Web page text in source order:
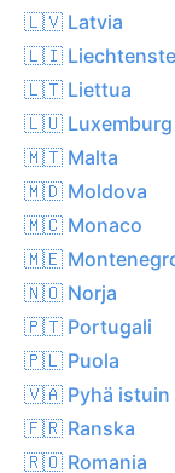
🇱🇻 Latvia
🇱🇮
🇱🇹 Liettua
🇱🇺 Luxemburg
🇲🇹 Malta
🇲🇩 Moldova
🇲🇨 Monaco
🇲🇪
🇳🇴 Norja
🇵🇹 Portugali
🇵🇱 Puola
🇻🇦 Pyhä istuin
🇫🇷 Ranska
🇷🇴 Romania